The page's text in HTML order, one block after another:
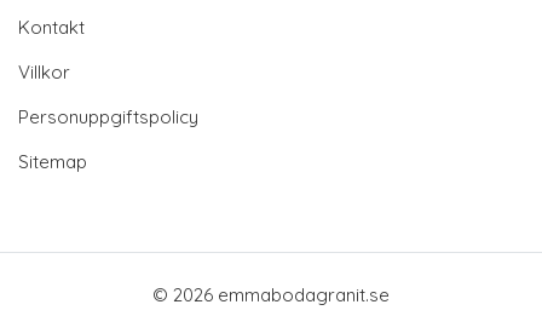
Kontakt
Villkor
Personuppgiftspolicy
Sitemap
© 2026 emmabodagranit.se